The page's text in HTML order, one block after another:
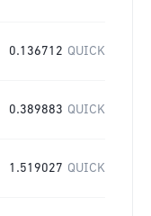
0.136712 QUICK
0.389883 QUICK
1.519027 QUICK